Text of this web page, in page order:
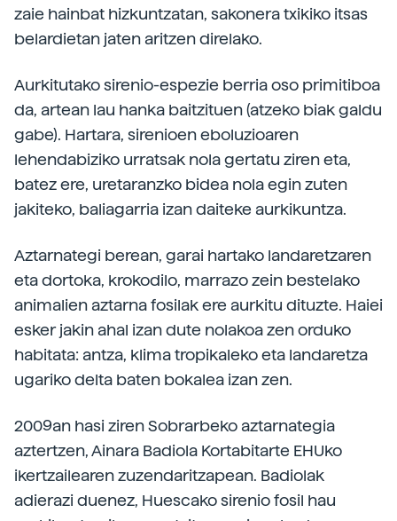
zaie hainbat hizkuntzatan, sakonera txikiko itsas
belardietan jaten aritzen direlako.
Aurkitutako sirenio-espezie berria oso primitiboa
da, artean lau hanka baitzituen (atzeko biak galdu
gabe). Hartara, sirenioen eboluzioaren
lehendabiziko urratsak nola gertatu ziren eta,
batez ere, uretaranzko bidea nola egin zuten
jakiteko, baliagarria izan daiteke aurkikuntza.
Aztarnategi berean, garai hartako landaretzaren
eta dortoka, krokodilo, marrazo zein bestelako
animalien aztarna fosilak ere aurkitu dituzte. Haiei
esker jakin ahal izan dute nolakoa zen orduko
habitata: antza, klima tropikaleko eta landaretza
ugariko delta baten bokalea izan zen.
2009an hasi ziren Sobrarbeko aztarnategia
aztertzen, Ainara Badiola Kortabitarte EHUko
ikertzailearen zuzendaritzapean. Badiolak
adierazi duenez, Huescako sirenio fosil hau